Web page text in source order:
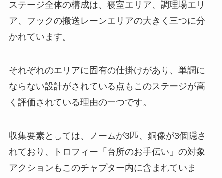
ステージ全体の構成は、寝室エリア、調理場エリ
ア、フックの搬送レーンエリアの大きく三つに分
かれています。
それぞれのエリアに固有の仕掛けがあり、単調に
ならない設計がされている点もこのステージが高
く評価されている理由の一つです。
収集要素としては、ノームが3匹、銅像が3個隠さ
れており、トロフィー「台所のお手伝い」の対象
アクションもこのチャプター内に含まれていま